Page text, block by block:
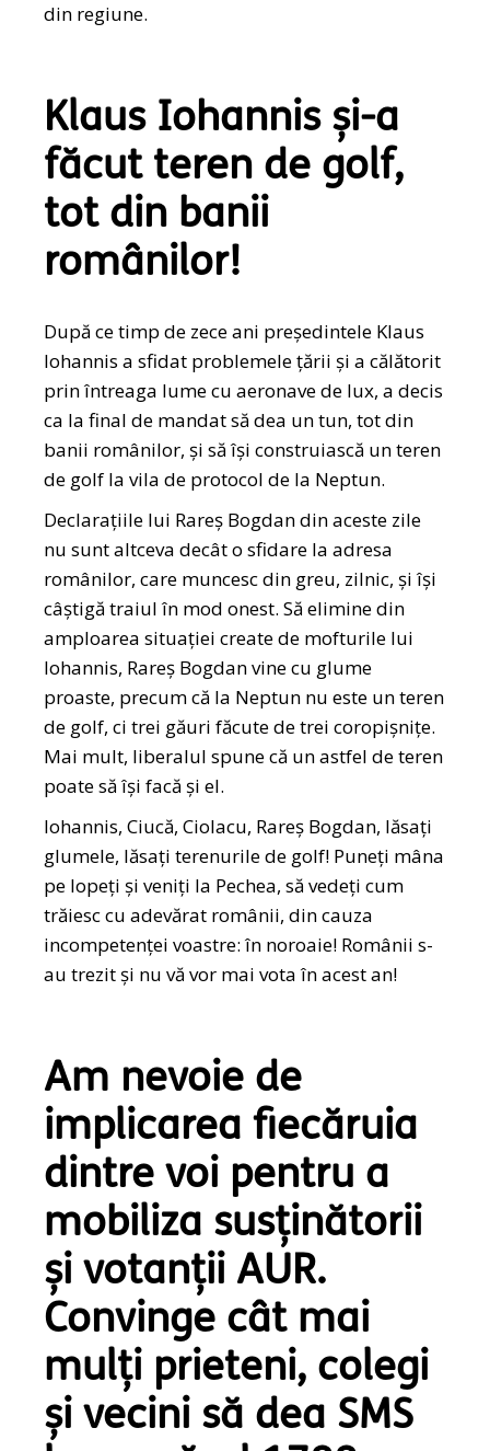
din regiune.
Klaus Iohannis și-a
făcut teren de golf,
tot din banii
românilor!
După ce timp de zece ani președintele Klaus
Iohannis a sfidat problemele țării și a călătorit
prin întreaga lume cu aeronave de lux, a decis
ca la final de mandat să dea un tun, tot din
banii românilor, și să își construiască un teren
de golf la vila de protocol de la Neptun.
Declarațiile lui Rareș Bogdan din aceste zile
nu sunt altceva decât o sfidare la adresa
românilor, care muncesc din greu, zilnic, și își
câștigă traiul în mod onest. Să elimine din
amploarea situației create de mofturile lui
Iohannis, Rareș Bogdan vine cu glume
proaste, precum că la Neptun nu este un teren
de golf, ci trei găuri făcute de trei coropișnițe.
Mai mult, liberalul spune că un astfel de teren
poate să își facă și el.
Iohannis, Ciucă, Ciolacu, Rareș Bogdan, lăsați
glumele, lăsați terenurile de golf! Puneți mâna
pe lopeți și veniți la Pechea, să vedeți cum
trăiesc cu adevărat românii, din cauza
incompetenței voastre: în noroaie! Românii s-
au trezit și nu vă vor mai vota în acest an!
Am nevoie de
implicarea fiecăruia
dintre voi pentru a
mobiliza susținătorii
și votanții AUR.
Convinge cât mai
mulți prieteni, colegi
și vecini să dea SMS